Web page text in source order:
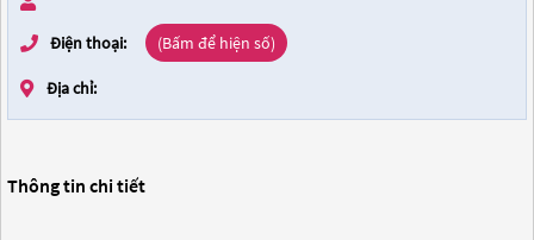
Điện thoại: (Bấm để hiện số)
Địa chỉ:
Thông tin chi tiết